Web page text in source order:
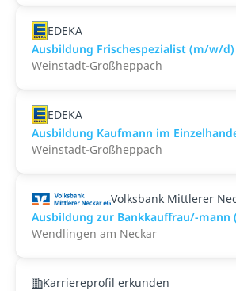
EDEKA
Ausbildung Frischespezialist (m/w/d)
Weinstadt-Großheppach
EDEKA
Ausbildung Kaufmann im
Weinstadt-Großheppach
Volksbank Mittlerer
Ausbildung zur Bankkauffrau/-mann
Wendlingen am Neckar
Karriereprofil erkunden